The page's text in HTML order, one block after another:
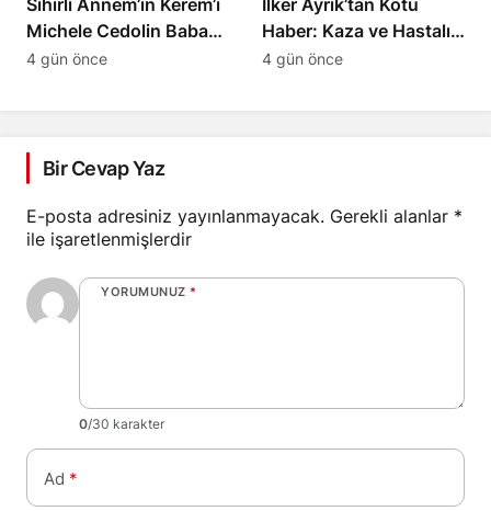
Michele Cedolin Baba
Oldu: İşte Bebeğin İsmi
4 gün önce
Haber: Kaza ve Hastalık
Nedeniyle Sahneye Ara
4 gün önce
Bir Cevap Yaz
E-posta adresiniz yayınlanmayacak. Gerekli alanlar *
ile işaretlenmişlerdir
YORUMUNUZ *
0/30 karakter
Ad *